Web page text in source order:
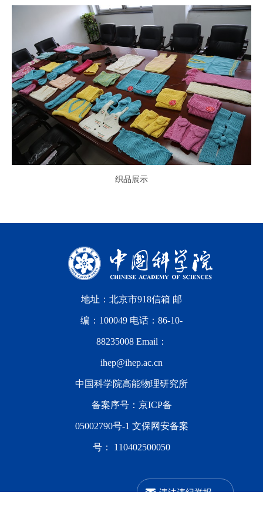
织品展示
地址：北京市918信箱 邮
编：100049 电话：86-10-
88235008 Email：
ihep@ihep.ac.cn
中国科学院高能物理研究所
备案序号： 京ICP备
05002790号-1 文保网安备案
号： 110402500050
违法违纪举报